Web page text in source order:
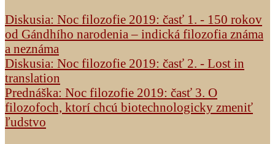
Diskusia: Noc filozofie 2019: časť 1. - 150 rokov
od Gándhího narodenia – indická filozofia známa
a neznáma
Diskusia: Noc filozofie 2019: časť 2. - Lost in
translation
Prednáška: Noc filozofie 2019: časť 3. O
filozofoch, ktorí chcú biotechnologicky zmeniť
ľudstvo